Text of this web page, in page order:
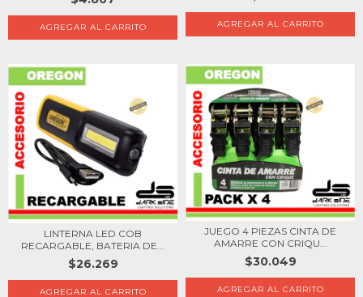
LINTERNA LED COB
RECARGABLE, BATERIA DE...
$26.269
JUEGO 4 PIEZAS CINTA DE
AMARRE CON CRIQU...
$30.049